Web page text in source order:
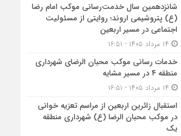
شانزدهمین سال خدمت‌رسانی موکب امام رضا
(ع) پتروشیمی اروند؛ روایتی از مسئولیت
اجتماعی در مسیر اربعین
خدمات رسانی موکب محبان الرضای شهرداری
منطقه ۴ در مسیر مشایه
استقبال زائرین اربعین از مراسم تعزیه خوانی
در موکب محبان الرضا (ع) شهرداری منطقه
یک